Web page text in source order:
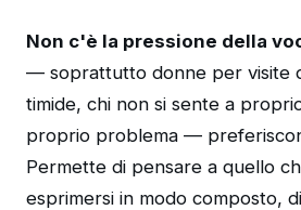
Non c'è la pressione della
— soprattutto donne per visite
timide, chi non si sente a
proprio problema —
Permette di pensare a quello
esprimersi in modo composto,